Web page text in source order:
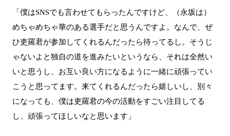
「僕はSNSでも言わせてもらったんですけど、（永坂は）
めちゃめちゃ華のある選手だと思うんですよ。なんで、ぜ
ひ吏羅君が参加してくれるんだったら待ってるし。そうじ
ゃないよと独自の道を進みたいというなら、それは全然い
いと思うし、お互い良い方になるように一緒に頑張ってい
こうと思ってます。来てくれるんだったら嬉しいし、別々
になっても、僕は吏羅君の今の活動をすごい注目してる
し、頑張ってほしいなと思います」